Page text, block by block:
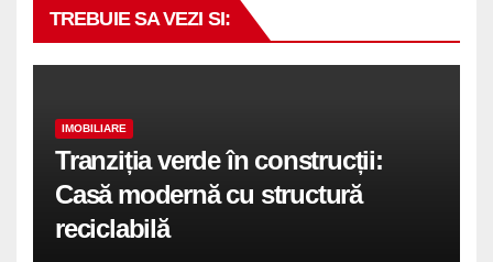
TREBUIE SA VEZI SI:
IMOBILIARE
Tranziția verde în construcții:
Casă modernă cu structură
reciclabilă